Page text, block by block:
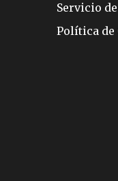
Servicio
Política de